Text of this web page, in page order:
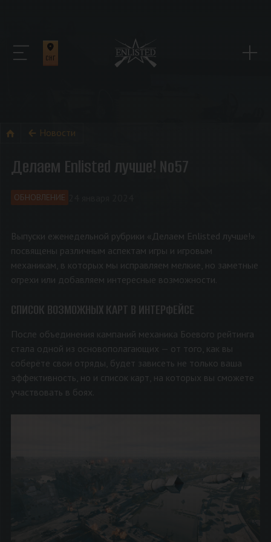
СНГ
Новости
Делаем Enlisted лучше! №57
ОБНОВЛЕНИЕ 24 января 2024
Выпуски еженедельной рубрики «Делаем Enlisted лучше!»
посвящены различным аспектам игры и игровым
механикам, в которых мы исправляем мелкие, но заметные
огрехи или добавляем интересные возможности.
СПИСОК ВОЗМОЖНЫХ КАРТ В ИНТЕРФЕЙСЕ
После объединения кампаний механика Боевого рейтинга
стала одной из основополагающих — от того, как вы
соберёте свои отряды, будет зависеть не только ваша
эффективность, но и список карт, на которых вы сможете
участвовать в боях.